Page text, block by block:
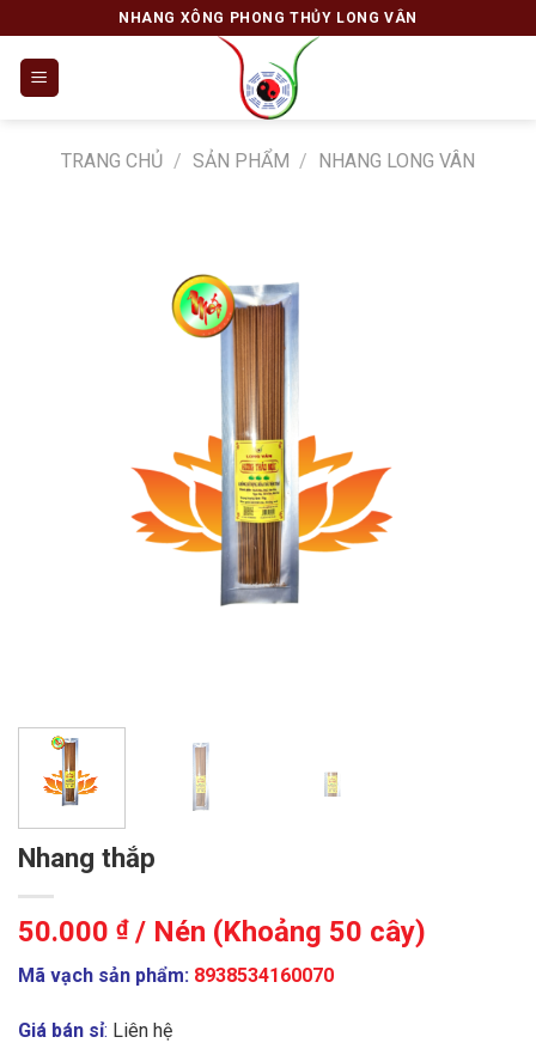
to
content
NHANG XÔNG PHONG THỦY LONG VÂN
TRANG CHỦ / SẢN PHẨM / NHANG LONG VÂN
Nhang thắp
50.000 ₫/ Nén (Khoảng 50 cây)
Mã vạch sản phẩm: 8938534160070
Giá bán sỉ: Liên hệ